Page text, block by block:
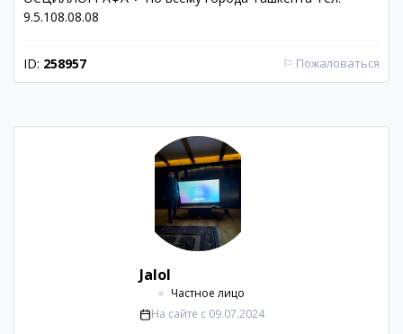
9.5.108.08.08
ID: 258957 ⚐ Пожаловаться
Jalol
Частное лицо
На сайте с 09.07.2024